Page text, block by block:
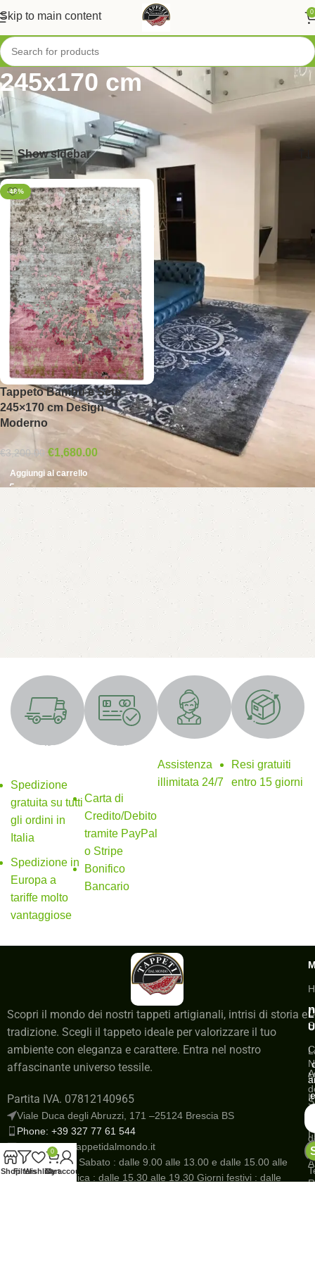
Skip to main content 0
245x170 cm
Home/ Tappeti per Dimensioni Tappeti Grandi
245x170 cm
Visualizzazione del risultato
Show sidebar
-48%
Tappeto Bambù e Seta
245×170 cm Design
Moderno
€3,200.00 €1,680.00
Aggiungi al carrello
SPEDIZIONE
Spedizione
gratuita su tutti
gli ordini in
Italia
Spedizione in
Europa a
tariffe molto
vantaggiose
Metodi di
Carta di
Credito/Debito
tramite PayPal
o Stripe
Bonifico
Bancario
Supporto 24/7
Assistenza
illimitata 24/7
Resi gratuiti
Resi gratuiti
entro 15 giorni
Scopri il mondo dei nostri tappeti artigianali, intrisi di storia e
tradizione. Scegli il tappeto ideale per valorizzare il tuo
ambiente con eleganza e carattere. Entra nel nostro
affascinante universo tessile.
Partita IVA. 07812140965
Viale Duca degli Abruzzi, 171 –25124 Brescia BS
Phone: +39 327 77 61 544
Email: info@tappetidalmondo.it
Dal Lunedì al Sabato : dalle 9.00 alle 13.00 e dalle 15.00 alle
19.30 Domenica : dalle 15.30 alle 19.30 Giorni festivi : dalle
I
ShopFiltersWishlist
0
Cart
My account